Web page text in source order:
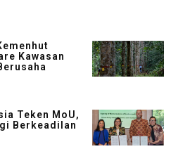
Kawasan
Teken MoU,
Berkeadilan